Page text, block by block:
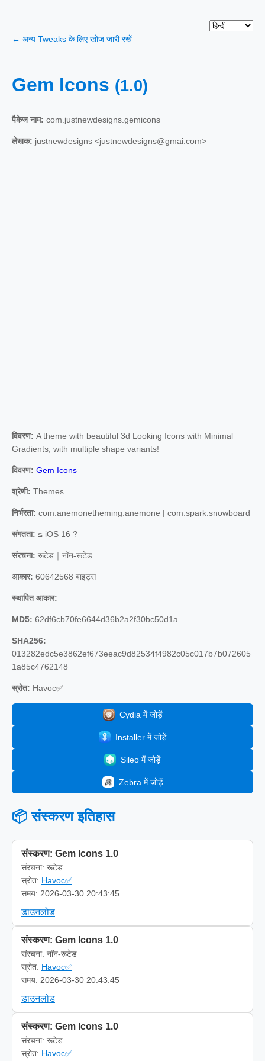
← अन्य Tweaks के लिए खोज जारी रखें
Gem Icons (1.0)
पैकेज नाम: com.justnewdesigns.gemicons
लेखक: justnewdesigns <justnewdesigns@gmai.com>
विवरण: A theme with beautiful 3d Looking Icons with Minimal
Gradients, with multiple shape variants!
विवरण: Gem Icons
श्रेणी: Themes
निर्भरता: com.anemonetheming.anemone | com.spark.snowboard
संगतता: ≤ iOS 16 ?
संरचना: रूटेड｜नॉन-रूटेड
आकार: 60642568 बाइट्स
स्थापित आकार:
MD5: 62df6cb70fe6644d36b2a2f30bc50d1a
SHA256:
013282edc5e3862ef673eeac9d82534f4982c05c017b7b072605
1a85c4762148
स्रोत: Havoc✅
Cydia में जोड़ें
Installer में जोड़ें
Sileo में जोड़ें
Zebra में जोड़ें
📦 संस्करण इतिहास
संस्करण: Gem Icons 1.0
संरचना: रूटेड
स्रोत: Havoc✅
समय: 2026-03-30 20:43:45
डाउनलोड
संस्करण: Gem Icons 1.0
संरचना: नॉन-रूटेड
स्रोत: Havoc✅
समय: 2026-03-30 20:43:45
डाउनलोड
संस्करण: Gem Icons 1.0
संरचना: रूटेड
स्रोत: Havoc✅